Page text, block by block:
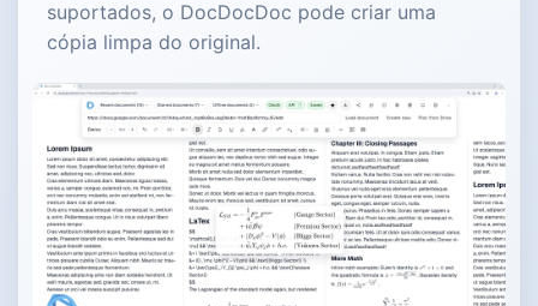
suportados, o DocDocDoc pode criar uma
cópia limpa do original.